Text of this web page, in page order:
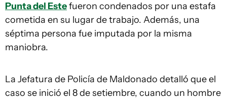
Punta del Estefueron condenados por una estafa
cometida en su lugar de trabajo. Además, una
séptima persona fue imputada por la misma
maniobra.
La Jefatura de Policía de Maldonado detalló que el
caso se inició el 8 de setiembre, cuando un hombre